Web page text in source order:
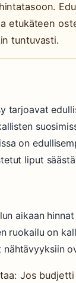
etukäteen
tuntuvasti.
tarjoavat
on
liput
aikaan
ruokailu on
nähtävyyksiin
Jos